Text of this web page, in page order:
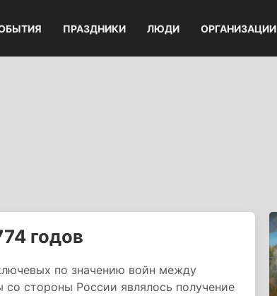
ПРАЗДНИКИ ЛЮДИ ОРГАНИЗАЦИИ
годов
по значению войн между
стороны России являлось получение